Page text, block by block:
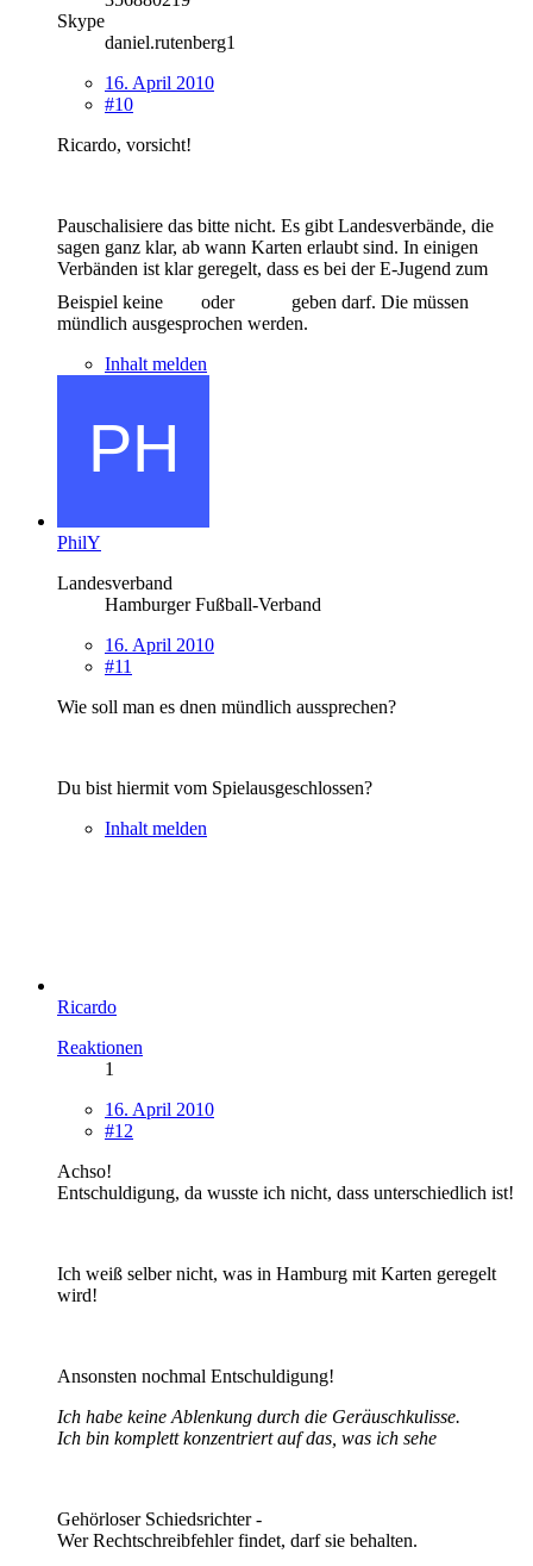
Skype
daniel.rutenberg1
16. April 2010
#10
Ricardo, vorsicht!
Pauschalisiere das bitte nicht. Es gibt Landesverbände, die
sagen ganz klar, ab wann Karten erlaubt sind. In einigen
Verbänden ist klar geregelt, dass es bei der E-Jugend zum
Beispiel keine
oder
geben darf. Die müssen
mündlich ausgesprochen werden.
Inhalt melden
PhilY
Landesverband
Hamburger Fußball-Verband
16. April 2010
#11
Wie soll man es dnen mündlich aussprechen?
Du bist hiermit vom Spielausgeschlossen?
Inhalt melden
Ricardo
Reaktionen
1
16. April 2010
#12
Achso!
Entschuldigung, da wusste ich nicht, dass unterschiedlich ist!
Ich weiß selber nicht, was in Hamburg mit Karten geregelt
wird!
Ansonsten nochmal Entschuldigung!
Ich habe keine Ablenkung durch die Geräuschkulisse.
Ich bin komplett konzentriert auf das, was ich sehe
Gehörloser Schiedsrichter -
Wer Rechtschreibfehler findet, darf sie behalten.